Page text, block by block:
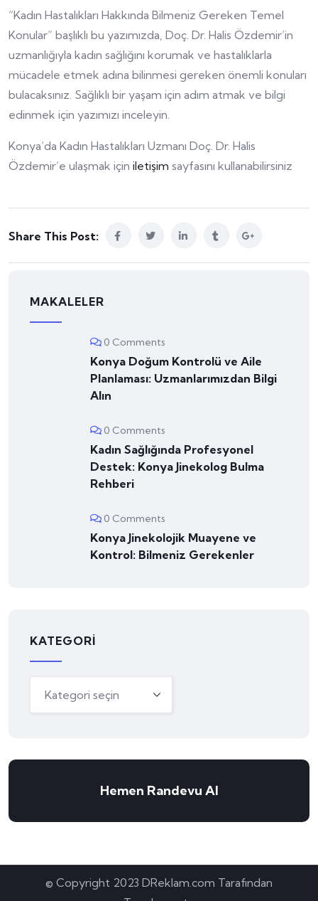
“Kadın Hastalıkları Hakkında Bilmeniz Gereken Temel
Konular” başlıklı bu yazımızda, Doç. Dr. Halis Özdemir’in
uzmanlığıyla kadın sağlığını korumak ve hastalıklarla
mücadele etmek adına bilinmesi gereken önemli konuları
bulacaksınız. Sağlıklı bir yaşam için adım atmak ve bilgi
edinmek için yazımızı inceleyin.
Konya’da Kadın Hastalıkları Uzmanı Doç. Dr. Halis
Özdemir’e ulaşmak için iletişim sayfasını kullanabilirsiniz
Share This Post:
MAKALELER
0 Comments
Konya Doğum Kontrolü ve Aile
Planlaması: Uzmanlarımızdan Bilgi
Alın
0 Comments
Kadın Sağlığında Profesyonel
Destek: Konya Jinekolog Bulma
Rehberi
0 Comments
Konya Jinekolojik Muayene ve
Kontrol: Bilmeniz Gerekenler
KATEGORI
Hemen Randevu Al
© Copyright 2023 DReklam.com Tarafından